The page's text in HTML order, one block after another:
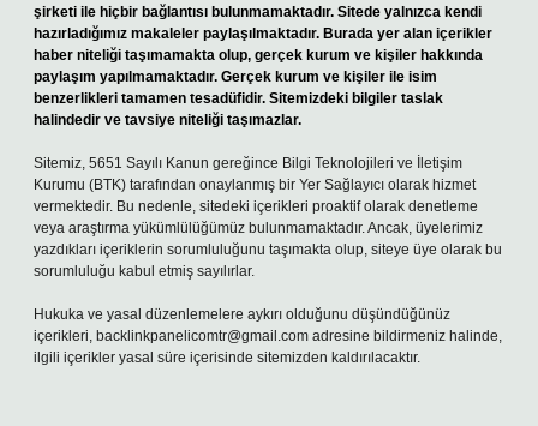
şirketi ile hiçbir bağlantısı bulunmamaktadır. Sitede yalnızca kendi
hazırladığımız makaleler paylaşılmaktadır. Burada yer alan içerikler
haber niteliği taşımamakta olup, gerçek kurum ve kişiler hakkında
paylaşım yapılmamaktadır. Gerçek kurum ve kişiler ile isim
benzerlikleri tamamen tesadüfidir. Sitemizdeki bilgiler taslak
halindedir ve tavsiye niteliği taşımazlar.
Sitemiz, 5651 Sayılı Kanun gereğince Bilgi Teknolojileri ve İletişim
Kurumu (BTK) tarafından onaylanmış bir Yer Sağlayıcı olarak hizmet
vermektedir. Bu nedenle, sitedeki içerikleri proaktif olarak denetleme
veya araştırma yükümlülüğümüz bulunmamaktadır. Ancak, üyelerimiz
yazdıkları içeriklerin sorumluluğunu taşımakta olup, siteye üye olarak bu
sorumluluğu kabul etmiş sayılırlar.
Hukuka ve yasal düzenlemelere aykırı olduğunu düşündüğünüz
içerikleri, backlinkpanelicomtr@gmail.com adresine bildirmeniz halinde,
ilgili içerikler yasal süre içerisinde sitemizden kaldırılacaktır.